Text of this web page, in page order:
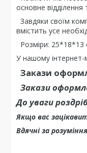
основне
Завдяки своїм
вмістить усе
Розміри: 25*18*13
У нашому інтернет-
Закази
Закази
До уваги
Якщо вас
Вдячні за